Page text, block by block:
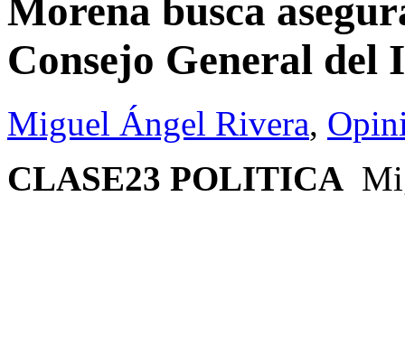
Morena busca
Consejo General del
Miguel Ángel Rivera,
CLASE23 POLITICA